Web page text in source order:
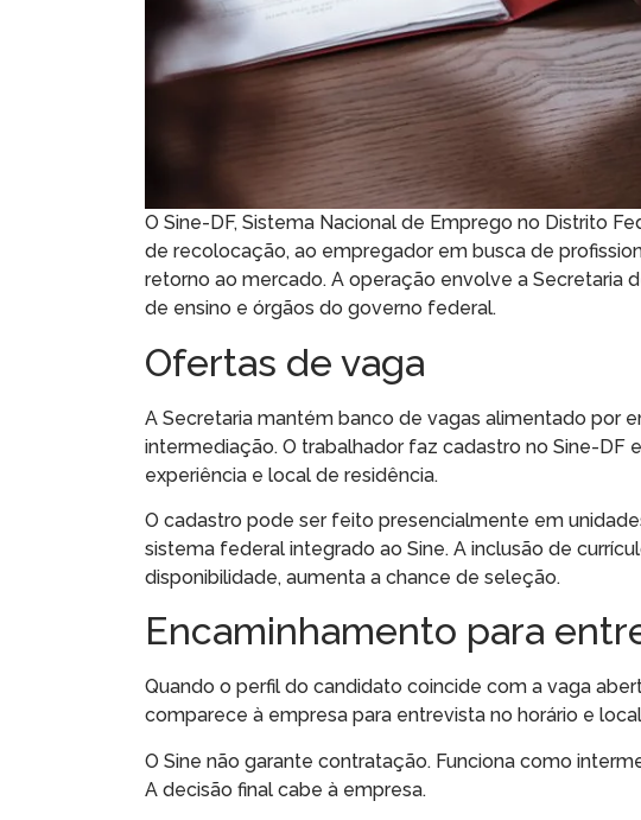
O Sine-DF, Sistema Nacional de Emprego no Distrito
de recolocação, ao empregador em busca de
retorno ao mercado. A operação envolve a Secretaria
de ensino e órgãos do governo federal.
Ofertas de vaga
A Secretaria mantém banco de vagas alimentado por
intermediação. O trabalhador faz cadastro no Sine-DF
experiência e local de residência.
O cadastro pode ser feito presencialmente em
sistema federal integrado ao Sine. A inclusão de
disponibilidade, aumenta a chance de seleção.
Encaminhamento para
Quando o perfil do candidato coincide com a vaga
comparece à empresa para entrevista no horário e
O Sine não garante contratação. Funciona como
A decisão final cabe à empresa.